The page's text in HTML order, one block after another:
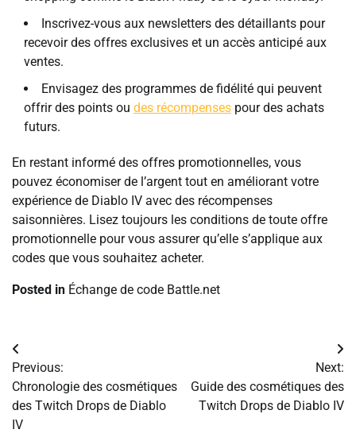
Inscrivez-vous aux newsletters des détaillants pour
recevoir des offres exclusives et un accès anticipé aux
ventes.
Envisagez des programmes de fidélité qui peuvent
offrir des points ou des récompenses pour des achats
futurs.
En restant informé des offres promotionnelles, vous
pouvez économiser de l’argent tout en améliorant votre
expérience de Diablo IV avec des récompenses
saisonnières. Lisez toujours les conditions de toute offre
promotionnelle pour vous assurer qu’elle s’applique aux
codes que vous souhaitez acheter.
Posted in Échange de code Battle.net
Post
navigation
Previous:
Chronologie des cosmétiques
des Twitch Drops de Diablo
IV
Next:
Guide des cosmétiques des
Twitch Drops de Diablo IV